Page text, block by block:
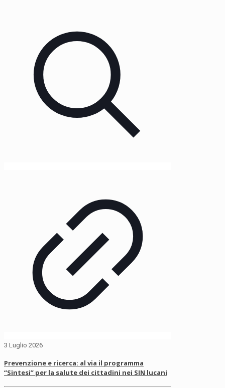
3 Luglio 2026
Prevenzione e ricerca: al via il programma
“Sintesi” per la salute dei cittadini nei SIN lucani